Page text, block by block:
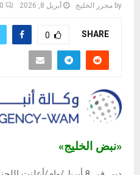
by محرر الخليج أبريل 8, 2026 0
SHARE
0
«نبض الخليج»